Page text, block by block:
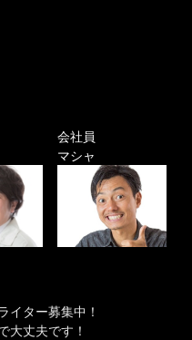
会社員
マシャ
イター募集中！
大丈夫です！